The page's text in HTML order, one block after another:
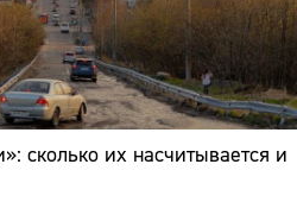
сколько их насчитывается и